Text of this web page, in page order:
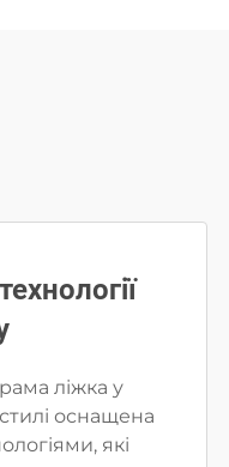
ліжка у
оснащена
які